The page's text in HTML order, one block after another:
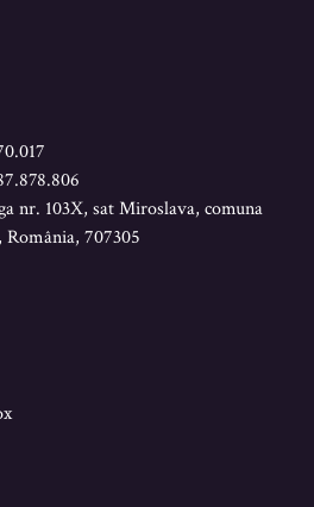
nr. 103X, sat Miroslava, comuna
707305